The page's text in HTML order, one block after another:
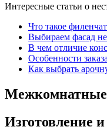
Интересные статьи о
Что такое
Выбираем фасад
В чем отличие
Особенности
Как выбрать
Межкомнатные
Изготовление